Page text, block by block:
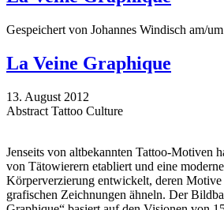
Gespeichert von Johannes Windisch am/
La Veine Graphique
13. August 2012
Abstract Tattoo Culture
Jenseits von altbekannten Tattoo-Motiven
von Tätowierern etabliert und eine
Körperverzierung entwickelt, deren Motive
grafischen Zeichnungen ähneln. Der